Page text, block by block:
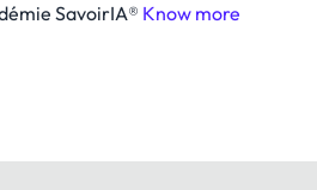
SavoirIA® Know more